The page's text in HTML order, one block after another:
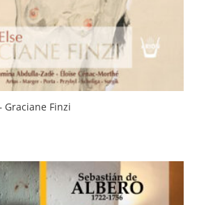
Graciane Finzi